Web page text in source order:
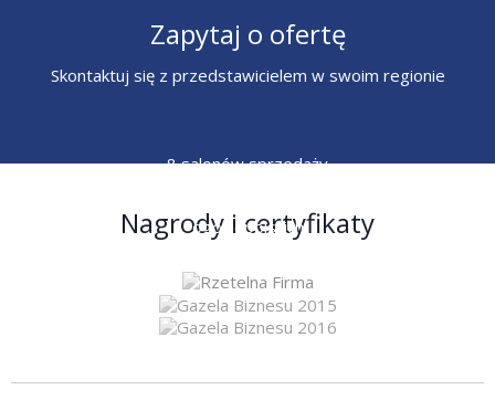
Zapytaj o ofertę
Skontaktuj się z przedstawicielem w swoim regionie
8 salonów sprzedaży
ogólnopolskich
Nagrody i certyfikaty